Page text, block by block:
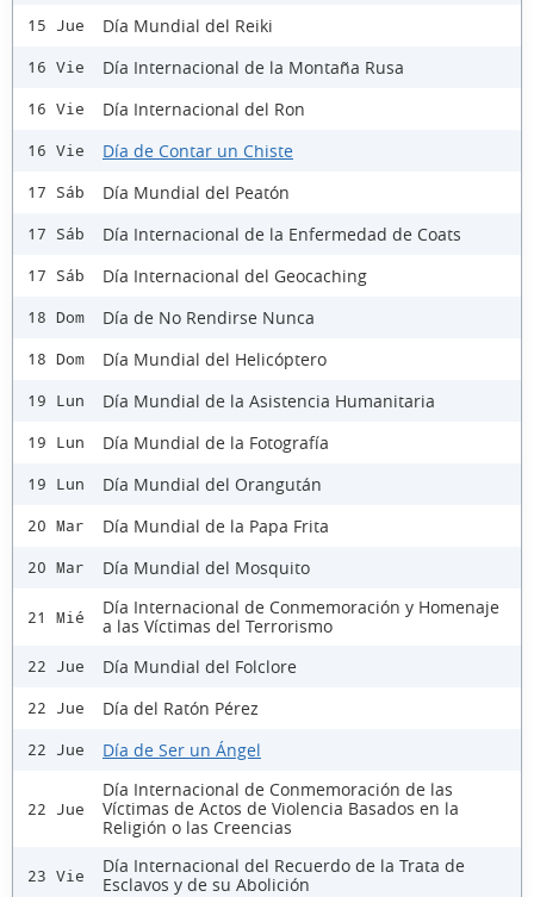
15 Jue Día Mundial del Reiki
16 Vie Día Internacional de la Montaña Rusa
16 Vie Día Internacional del Ron
16 Vie Día de Contar un Chiste
17 Sáb Día Mundial del Peatón
17 Sáb Día Internacional de la Enfermedad de Coats
17 Sáb Día Internacional del Geocaching
18 Dom Día de No Rendirse Nunca
18 Dom Día Mundial del Helicóptero
19 Lun Día Mundial de la Asistencia Humanitaria
19 Lun Día Mundial de la Fotografía
19 Lun Día Mundial del Orangután
20 Mar Día Mundial de la Papa Frita
20 Mar Día Mundial del Mosquito
21 Mié
Día Internacional de Conmemoración y Homenaje
a las Víctimas del Terrorismo
22 Jue Día Mundial del Folclore
22 Jue Día del Ratón Pérez
22 Jue Día de Ser un Ángel
22 Jue
Día Internacional de Conmemoración de las
Víctimas de Actos de Violencia Basados en la
Religión o las Creencias
23 Vie
Día Internacional del Recuerdo de la Trata de
Esclavos y de su Abolición